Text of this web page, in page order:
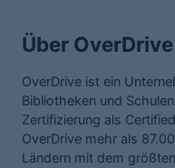
Über OverDrive
OverDrive ist ein
Bibliotheken und
Zertifizierung als
OverDrive mehr als
Ländern mit dem